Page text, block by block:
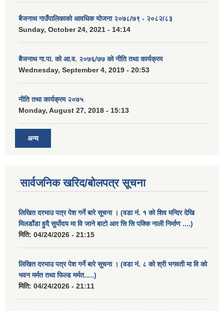
बैजनाथ गाउँपालिकाको आवधिक योजना २०७८/७९ - २०८२/८३
Sunday, October 24, 2021 - 14:14
बैजनाथ गा.पा. को आ.व. २०७६/७७ को नीति तथा कार्यक्रम
Wednesday, September 4, 2019 - 20:53
नीति तथा कार्यक्रम २०७५
Monday, August 27, 2018 - 15:13
अन्य
सार्वजनिक खरिद/बोलपत्र सूचना
लिखित दरभाउ पत्र पेश गर्ने बारे सूचना । (वडा नं. १ को शिव मन्दिर देखि
मिलडाँडा हुदै सुर्योदय मा वि जाने बाटो आर सि सि पक्कि नाली निर्माण ....)
मिति: 04/24/2026 - 21:15
लिखित दरभाउ पत्र पेश गर्ने बारे सूचना । (वडा नं. ८ को श्री भगवती मा वि को
भवन मर्मत तथा फिल्ड मर्मत.....)
मिति: 04/24/2026 - 21:11